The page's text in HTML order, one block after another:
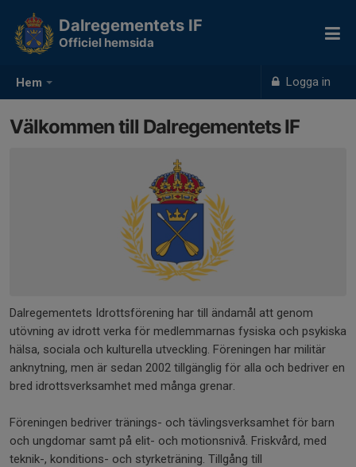
Hem Logga in
Dalregementets IF
Officiel hemsida
Välkommen till Dalregementets IF
Dalregementets Idrottsförening har till ändamål att genom
utövning av idrott verka för medlemmarnas fysiska och psykiska
hälsa, sociala och kulturella utveckling. Föreningen har militär
anknytning, men är sedan 2002 tillgänglig för alla och bedriver en
bred idrottsverksamhet med många grenar.
Föreningen bedriver tränings- och tävlingsverksamhet för barn
och ungdomar samt på elit- och motionsnivå. Friskvård, med
teknik-, konditions- och styrketräning. Tillgång till